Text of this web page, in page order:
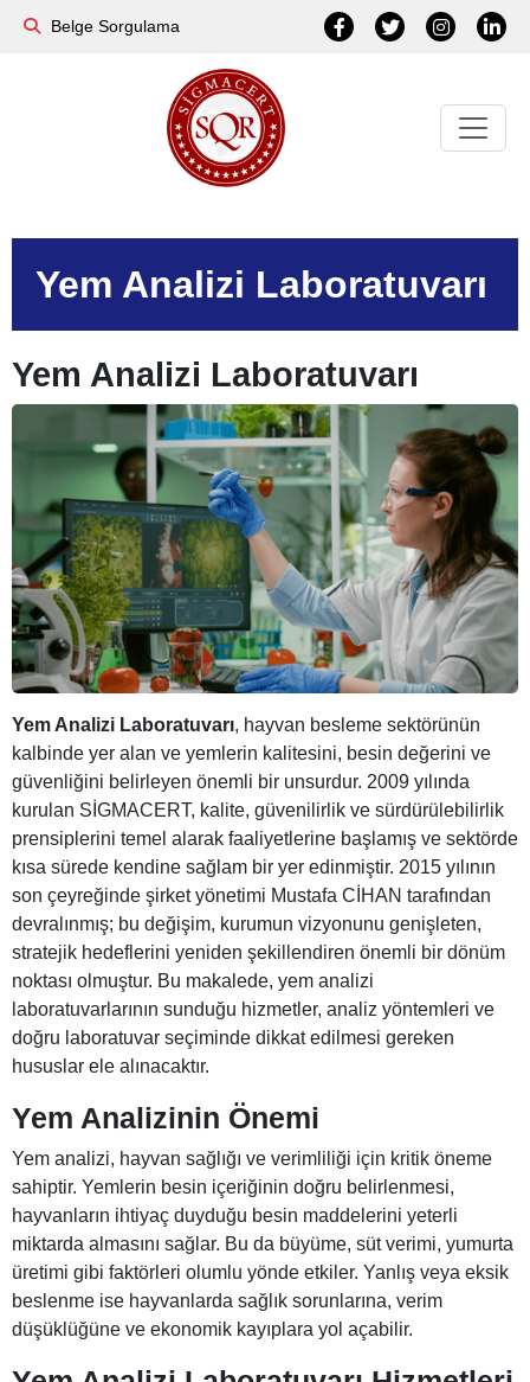
Belge Sorgulama
Yem Analizi Laboratuvarı
Yem Analizi Laboratuvarı
Yem Analizi Laboratuvarı, hayvan besleme sektörünün
kalbinde yer alan ve yemlerin kalitesini, besin değerini ve
güvenliğini belirleyen önemli bir unsurdur. 2009 yılında
kurulan SİGMACERT, kalite, güvenilirlik ve sürdürülebilirlik
prensiplerini temel alarak faaliyetlerine başlamış ve sektörde
kısa sürede kendine sağlam bir yer edinmiştir. 2015 yılının
son çeyreğinde şirket yönetimi Mustafa CİHAN tarafından
devralınmış; bu değişim, kurumun vizyonunu genişleten,
stratejik hedeflerini yeniden şekillendiren önemli bir dönüm
noktası olmuştur. Bu makalede, yem analizi
laboratuvarlarının sunduğu hizmetler, analiz yöntemleri ve
doğru laboratuvar seçiminde dikkat edilmesi gereken
hususlar ele alınacaktır.
Yem Analizinin Önemi
Yem analizi, hayvan sağlığı ve verimliliği için kritik öneme
sahiptir. Yemlerin besin içeriğinin doğru belirlenmesi,
hayvanların ihtiyaç duyduğu besin maddelerini yeterli
miktarda almasını sağlar. Bu da büyüme, süt verimi, yumurta
üretimi gibi faktörleri olumlu yönde etkiler. Yanlış veya eksik
beslenme ise hayvanlarda sağlık sorunlarına, verim
düşüklüğüne ve ekonomik kayıplara yol açabilir.